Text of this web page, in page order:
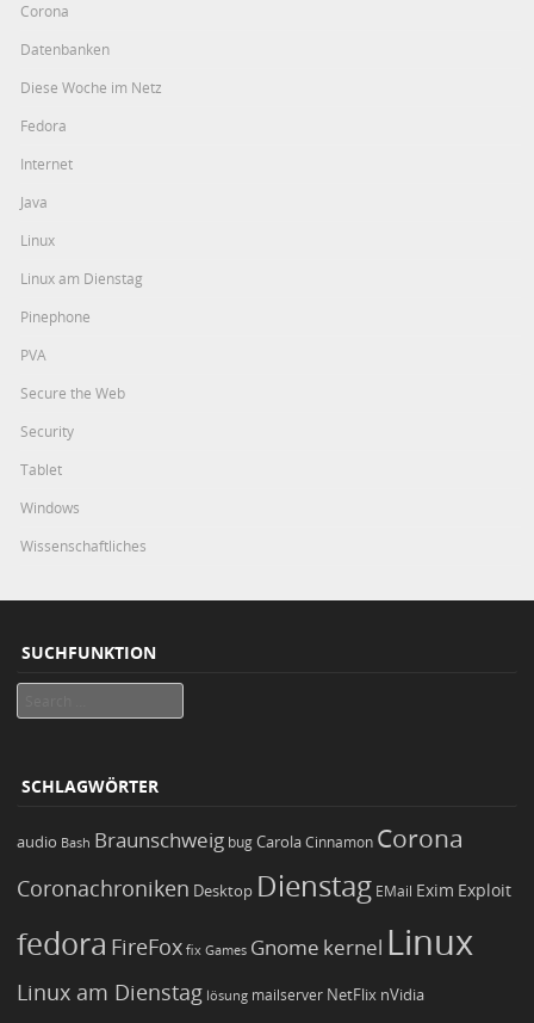
Corona
Datenbanken
Diese Woche im Netz
Fedora
Internet
Java
Linux
Linux am Dienstag
Pinephone
PVA
Secure the Web
Security
Tablet
Windows
Wissenschaftliches
SUCHFUNKTION
SCHLAGWÖRTER
audio Bash Braunschweig bugCarola Cinnamon Corona
Coronachroniken Desktop Dienstag EMail Exim Exploit
fedora FireFox fix Games Gnome kernel Linux
Linux am Dienstag lösung mailserver NetFlix nVidia